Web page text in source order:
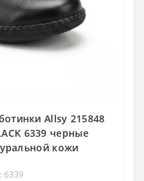
Allsy 215848
6339 черные
кожи
6339